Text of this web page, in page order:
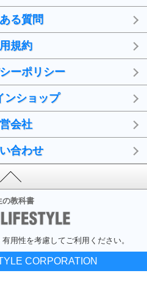
る質問
規約
ーポリシー
ンショップ
会社
合わせ
の教科書
用性を考慮してご利用ください。
CORPORATION